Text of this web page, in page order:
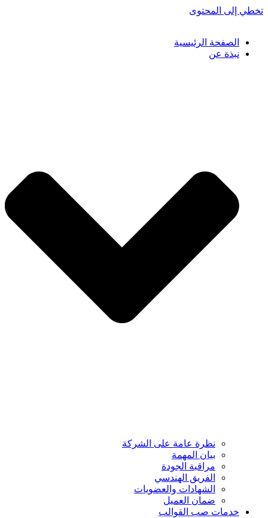
تخطي إلى المحتوى
الصفحة الرئيسية
نبذة عن
نظرة عامة على الشركة
بيان المهمة
مراقبة الجودة
الفريق الهندسي
الشهادات والعضويات
ضمان العميل
خدمات صب القوالب